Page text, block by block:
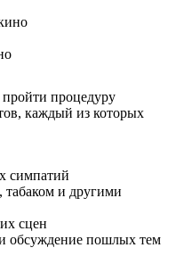
процедуру
каждый из которых
симпатий
и другими
сцен
пошлых тем